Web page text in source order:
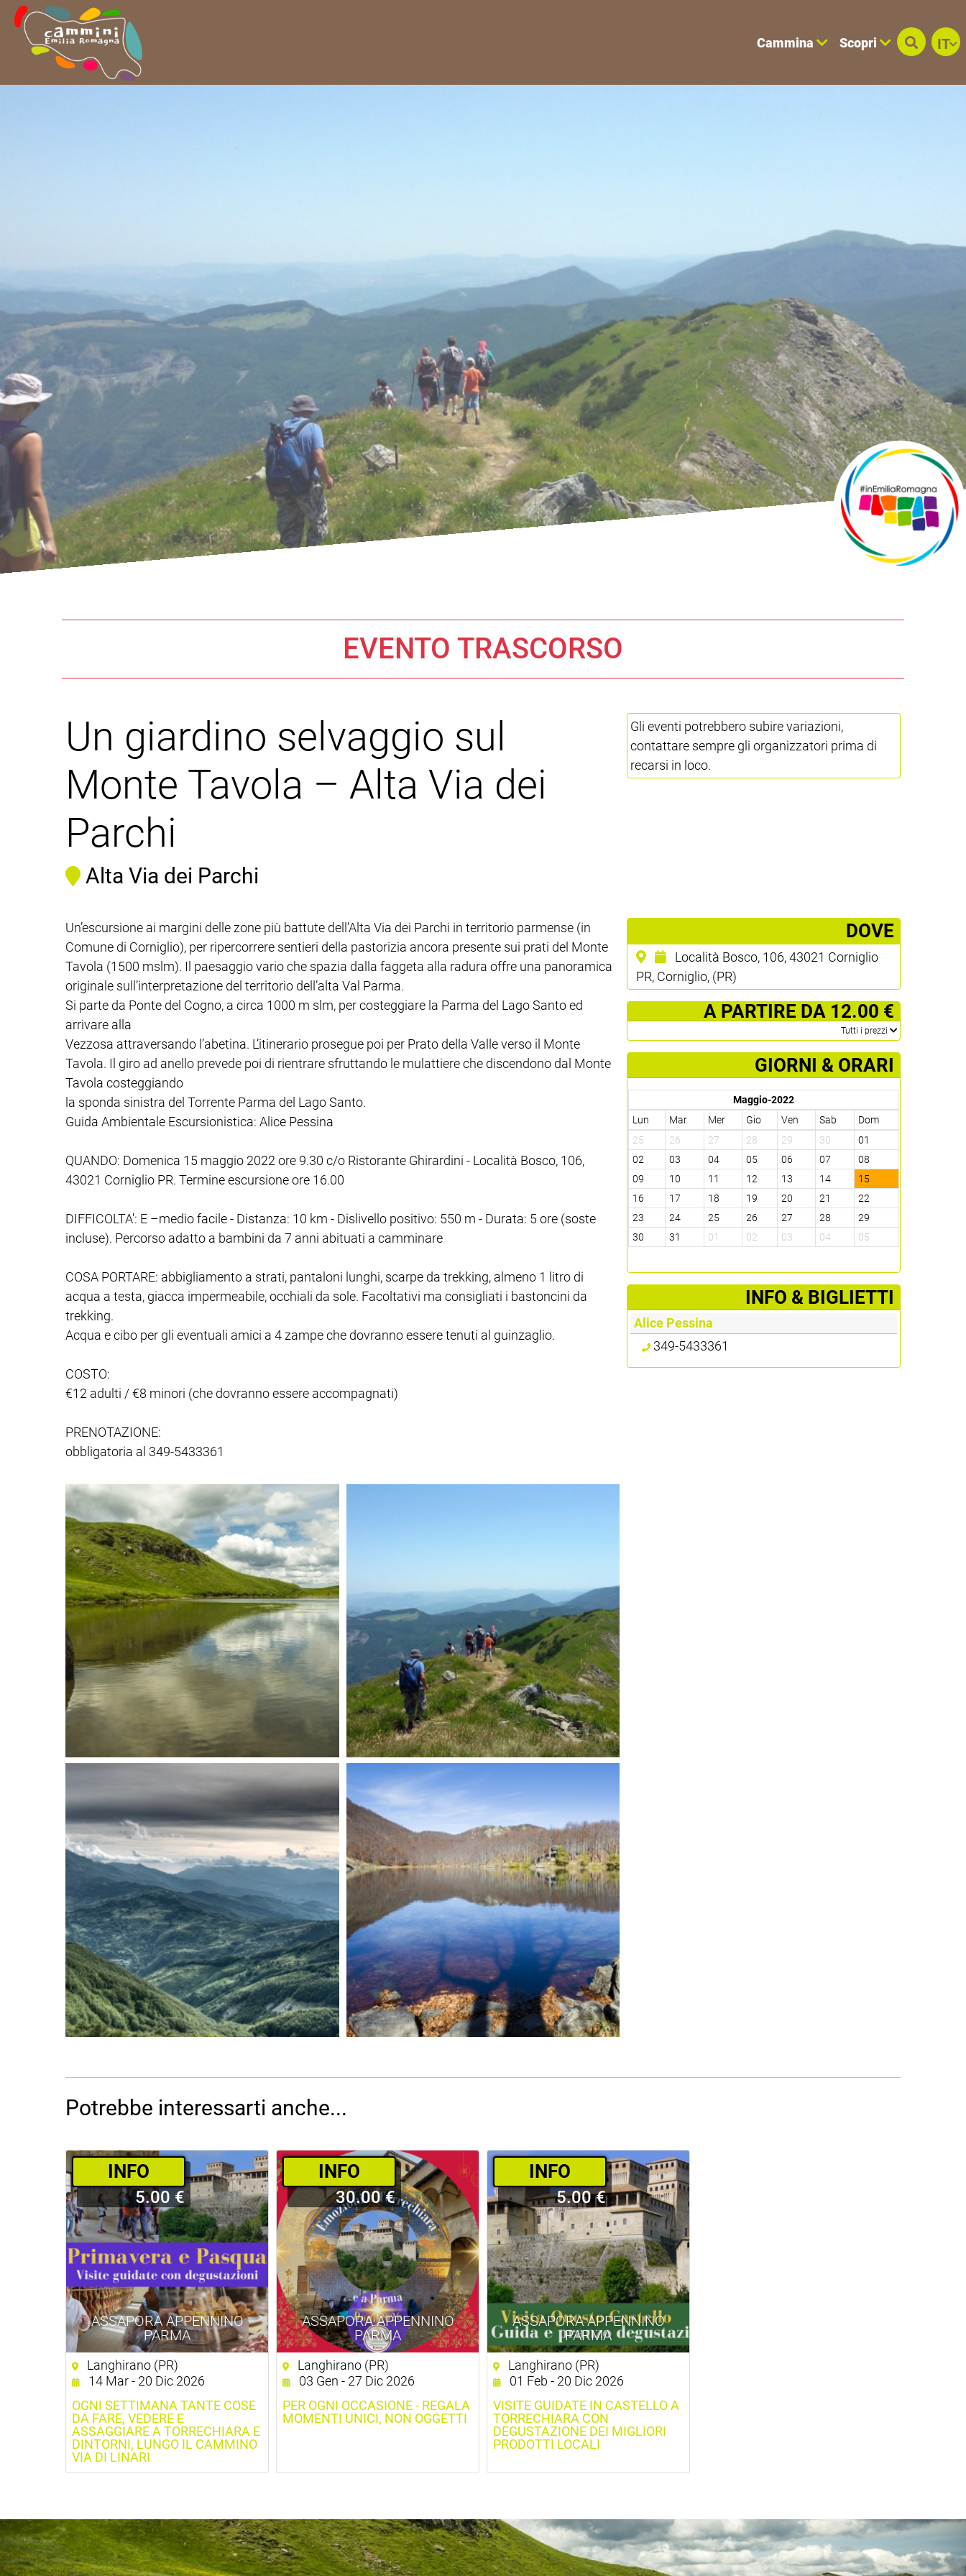
Cammina Scopri IT
EVENTO TRASCORSO
Un giardino selvaggio sul
Monte Tavola – Alta Via dei
Parchi
Alta Via dei Parchi
Gli eventi potrebbero subire variazioni,
contattare sempre gli organizzatori prima di
recarsi in loco.
Un’escursione ai margini delle zone più battute dell’Alta Via dei Parchi in territorio parmense (in
Comune di Corniglio), per ripercorrere sentieri della pastorizia ancora presente sui prati del Monte
Tavola (1500 mslm). Il paesaggio vario che spazia dalla faggeta alla radura offre una panoramica
originale sull’interpretazione del territorio dell’alta Val Parma.
Si parte da Ponte del Cogno, a circa 1000 m slm, per costeggiare la Parma del Lago Santo ed
arrivare alla
Vezzosa attraversando l’abetina. L’itinerario prosegue poi per Prato della Valle verso il Monte
Tavola. Il giro ad anello prevede poi di rientrare sfruttando le mulattiere che discendono dal Monte
Tavola costeggiando
la sponda sinistra del Torrente Parma del Lago Santo.
Guida Ambientale Escursionistica: Alice Pessina
QUANDO: Domenica 15 maggio 2022 ore 9.30 c/o Ristorante Ghirardini - Località Bosco, 106,
43021 Corniglio PR. Termine escursione ore 16.00
DIFFICOLTA': E –medio facile - Distanza: 10 km - Dislivello positivo: 550 m - Durata: 5 ore (soste
incluse). Percorso adatto a bambini da 7 anni abituati a camminare
COSA PORTARE: abbigliamento a strati, pantaloni lunghi, scarpe da trekking, almeno 1 litro di
acqua a testa, giacca impermeabile, occhiali da sole. Facoltativi ma consigliati i bastoncini da
trekking.
Acqua e cibo per gli eventuali amici a 4 zampe che dovranno essere tenuti al guinzaglio.
COSTO:
€12 adulti / €8 minori (che dovranno essere accompagnati)
PRENOTAZIONE:
obbligatoria al 349-5433361
­DOVE
Località Bosco, 106, 43021 Corniglio
PR, Corniglio, (PR)
­ A PARTIRE DA 12.00 €
­Tutti i prezzi
GIORNI & ORARI
Maggio-2022
Lun
Mar Mer Gio Ven Sab
Dom
25
26 27 28 29 30
01
02
03 04 05 06 07
08
09
10 11 12 13 14
15
16
17 18 19 20 21
22
23
24 25 26 27 28
29
30
31 01 02 03 04 05
­INFO & BIGLIETTI
Alice Pessina
349-5433361
Potrebbe interessarti anche...
ASSAPORA APPENNINO
PARMA
­INFO
5.00 €
Langhirano (PR)
14 Mar - 20 Dic 2026
OGNI SETTIMANA TANTE COSE
DA FARE, VEDERE E
ASSAGGIARE A TORRECHIARA E
DINTORNI, LUNGO IL CAMMINO
VIA DI LINARI
ASSAPORA APPENNINO
PARMA
­INFO
30.00 €
Langhirano (PR)
03 Gen - 27 Dic 2026
PER OGNI OCCASIONE - REGALA
MOMENTI UNICI, NON OGGETTI
ASSAPORA APPENNINO
PARMA
­INFO
5.00 €
Langhirano (PR)
01 Feb - 20 Dic 2026
VISITE GUIDATE IN CASTELLO A
TORRECHIARA CON
DEGUSTAZIONE DEI MIGLIORI
PRODOTTI LOCALI